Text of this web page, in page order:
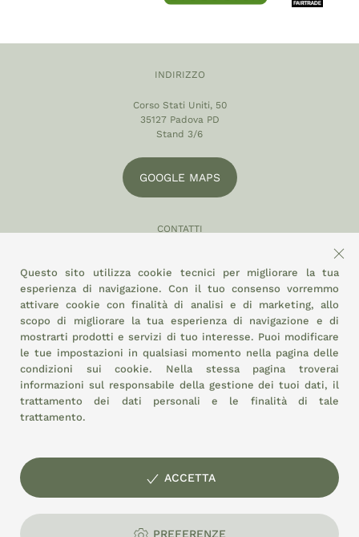
INDIRIZZO
Corso Stati Uniti, 50
35127 Padova PD
Stand 3/6
GOOGLE MAPS
CONTATTI
info@eltamiso.it
ADERIAMO A
© EL TAMISO soc. coop. agricola Mercato Agroalimentare di
Padova - Stand 3/6 - P.I. e C.F.: 01897320287
Questo sito utilizza cookie tecnici per migliorare la tua
esperienza di navigazione. Con il tuo consenso vorremmo
attivare cookie con finalità di analisi e di marketing, allo
scopo di migliorare la tua esperienza di navigazione e di
mostrarti prodotti e servizi di tuo interesse. Puoi modificare
le tue impostazioni in qualsiasi momento nella pagina delle
condizioni sui cookie. Nella stessa pagina troverai
informazioni sul responsabile della gestione dei tuoi dati, il
trattamento dei dati personali e le finalità di tale
trattamento.
ACCETTA
PREFERENZE